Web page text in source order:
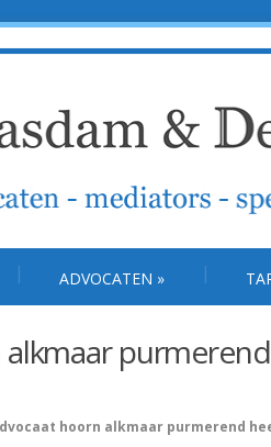
ADVOCATEN »
hoorn alkmaar purmerend